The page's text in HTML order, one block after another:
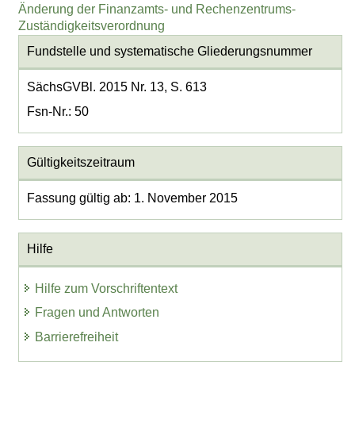
Änderung der Finanzamts- und Rechenzentrums-
Zuständigkeitsverordnung
Fundstelle und systematische Gliederungsnummer
SächsGVBl. 2015 Nr. 13, S. 613
Fsn-Nr.: 50
Gültigkeitszeitraum
Fassung gültig ab: 1. November 2015
Hilfe
Hilfe zum Vorschriftentext
Fragen und Antworten
Barrierefreiheit